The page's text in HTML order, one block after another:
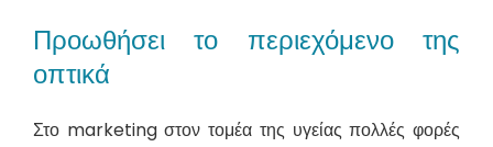
Προωθήσει το περιεχόμενο της
οπτικά
Στο marketing στον τομέα της υγείας πολλές φορές